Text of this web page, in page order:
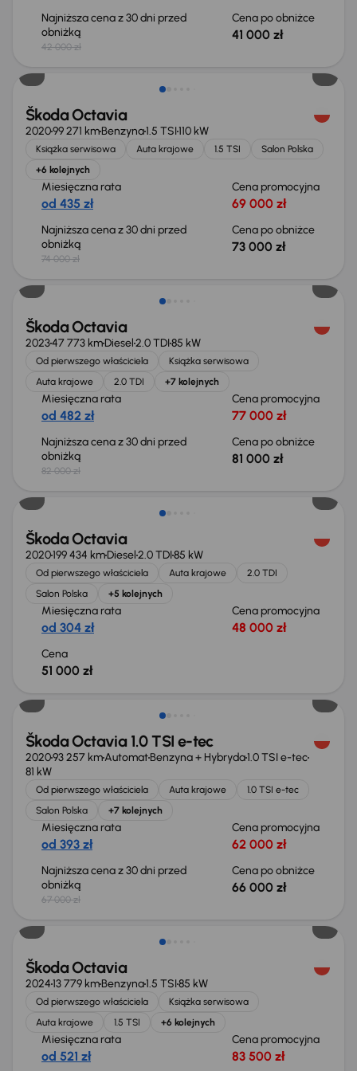
Najniższa cena z 30 dni przed
obniżką
42 000 zł
Cena po obniżce
41 000 zł
Taniej o 1 000 zł
Škoda Octavia
202099 271 kmBenzyna1.5 TSI110 kW
Książka serwisowa Auta krajowe 1.5 TSI
Salon Polska
+6 kolejnych
Miesięczna rata
od 435 zł
Cena promocyjna
69 000 zł
Najniższa cena z 30 dni przed
obniżką
74 000 zł
Cena po obniżce
73 000 zł
Taniej o 1 000 zł
Škoda Octavia
202347 773 kmDiesel2.0 TDI85 kW
Od pierwszego właściciela
Książka serwisowa
Auta krajowe
2.0 TDI +7 kolejnych
Miesięczna rata
od 482 zł
Cena promocyjna
77 000 zł
Najniższa cena z 30 dni przed
obniżką
82 000 zł
Cena po obniżce
81 000 zł
Możliwość odliczenia VAT
Škoda Octavia
2020199 434 kmDiesel2.0 TDI85 kW
Od pierwszego właściciela Auta krajowe
2.0 TDI
Salon Polska
+5 kolejnych
Miesięczna rata
od 304 zł
Cena promocyjna
48 000 zł
Cena
51 000 zł
Taniej o 1 000 zł
Škoda Octavia 1.0 TSI e-tec
202093 257 kmAutomatBenzyna + Hybryda1.0 TSI e-tec
81 kW
Od pierwszego właściciela Auta krajowe
1.0 TSI e-tec
Salon Polska
+7 kolejnych
Miesięczna rata
od 393 zł
Cena promocyjna
62 000 zł
Najniższa cena z 30 dni przed
obniżką
67 000 zł
Cena po obniżce
66 000 zł
Taniej o 500 zł
Škoda Octavia
202413 779 kmBenzyna1.5 TSI85 kW
Od pierwszego właściciela
Książka serwisowa
Auta krajowe
1.5 TSI +6 kolejnych
Miesięczna rata
od 521 zł
Cena promocyjna
83 500 zł